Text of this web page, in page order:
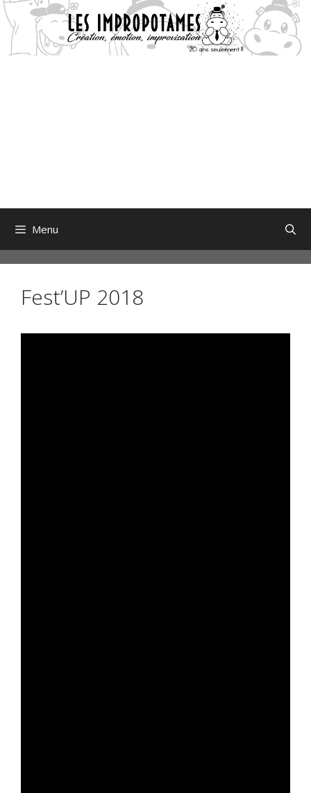
Aller
au
contenu
Menu
Fest’UP 2018